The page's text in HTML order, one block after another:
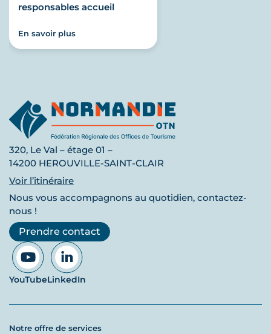
responsables accueil
En savoir plus
320, Le Val – étage 01 –
14200 HEROUVILLE-SAINT-CLAIR
Voir l’itinéraire
Nous vous accompagnons au quotidien, contactez-
nous !
Prendre contact
YouTubeLinkedIn
Notre offre de services